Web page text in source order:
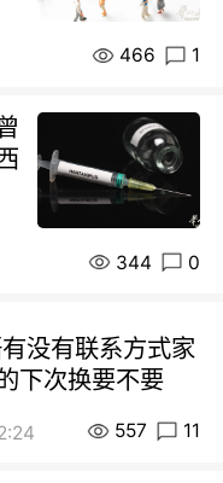
466 1
344 0
没有联系方式家
下次换要不要
557 11